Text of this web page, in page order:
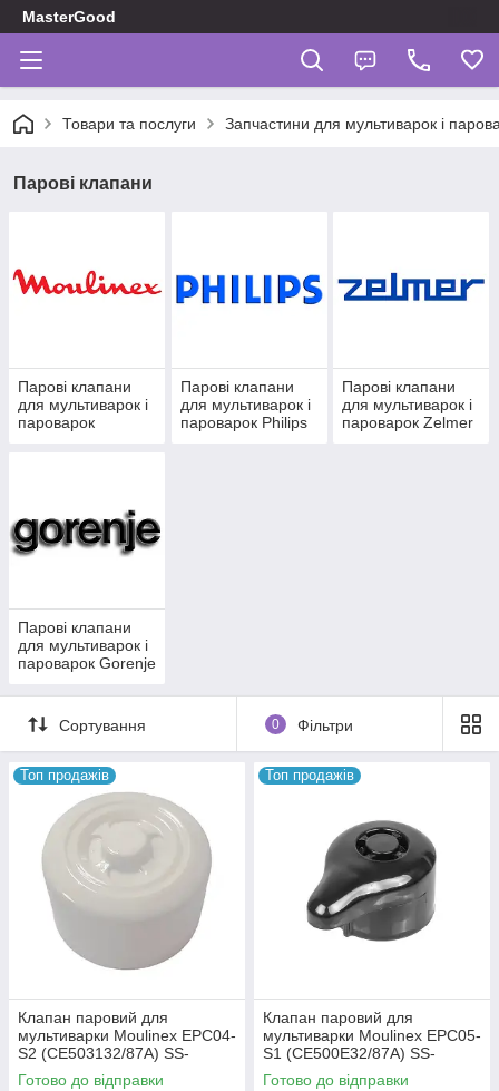
MasterGood
Товари та послуги Запчастини для мультиварок і
Парові клапани
Парові клапани
для мультиварок і
пароварок
Парові клапани
для мультиварок і
пароварок Philips
Парові клапани
для мультиварок і
пароварок Zelmer
Парові клапани
для мультиварок і
пароварок Gorenje
Сортування 0 Фільтри
Топ продажів
Клапан паровий для
мультиварки Moulinex EPC04-
S2 (CE503132/87A) SS-
994525
Готово до відправки
Топ продажів
Клапан паровий для
мультиварки Moulinex EPC05-
S1 (CE500E32/87A) SS-
994551
Готово до відправки